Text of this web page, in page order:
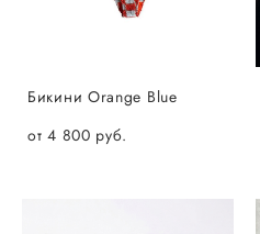
Бикини Orange Blue
от 4 800 pуб.